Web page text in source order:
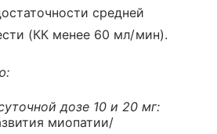
средней
(КК менее 60 мл/мин).
дозе 10 и 20 мг:
миопатии/